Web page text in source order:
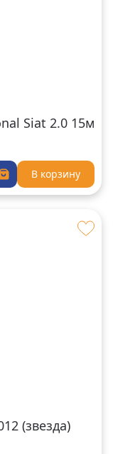
Siat 2.0 15м
В корзину
(звезда)